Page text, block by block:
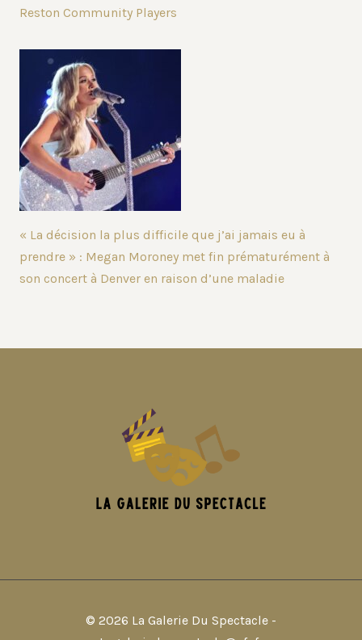
Reston Community Players
« La décision la plus difficile que j’ai jamais eu à
prendre » : Megan Moroney met fin prématurément à
son concert à Denver en raison d’une maladie
© 2026 La Galerie Du Spectacle -